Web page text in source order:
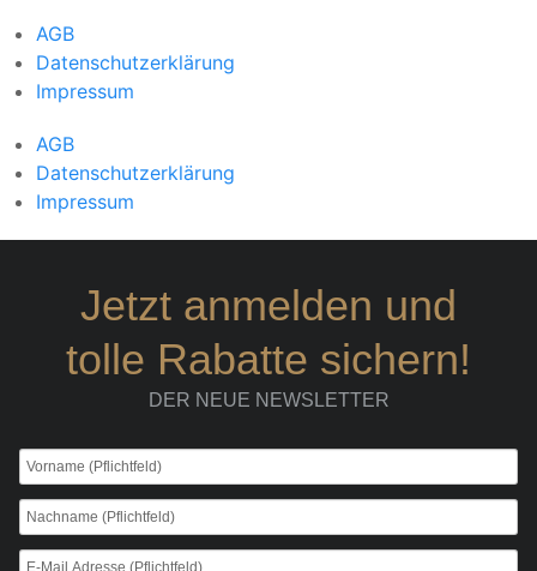
AGB
Datenschutzerklärung
Impressum
AGB
Datenschutzerklärung
Impressum
Jetzt anmelden und
tolle Rabatte sichern!
DER NEUE NEWSLETTER